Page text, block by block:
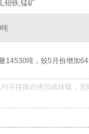
,钼铁,锰矿
14530吨，较5月份增加
不得擅自拷贝或转载，